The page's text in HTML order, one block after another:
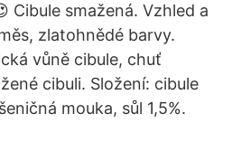
Cibule smažená. Vzhled a
zlatohnědé barvy.
vůně cibule, chuť
cibuli. Složení: cibule
mouka, sůl 1,5%.